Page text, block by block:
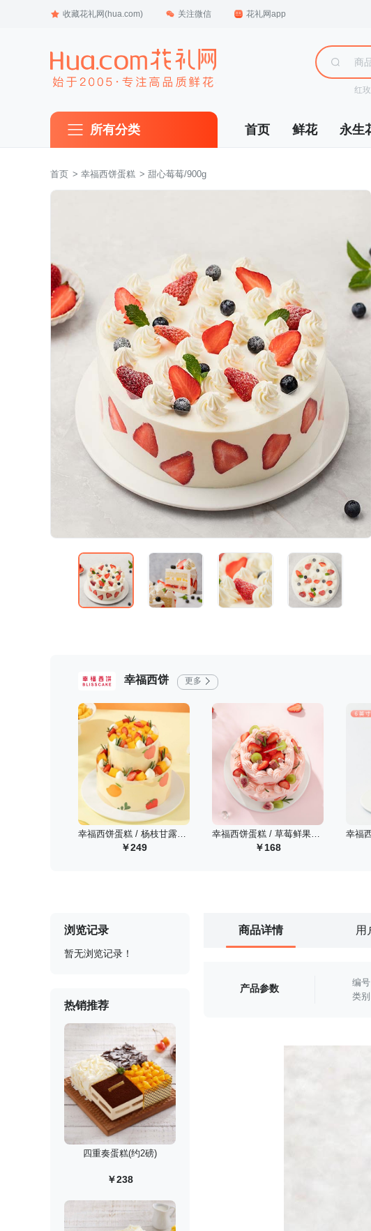
收藏花礼网(hua.com) 关注微信 花礼网app
红
所有分类 首页 鲜花 永生
首页 > 幸福西饼蛋糕 > 甜心莓莓/900g
幸福西饼 更多
249 168
浏览记录
暂无浏览记录！
热销推荐
四重奏蛋糕(约2磅)
￥238
商品详情 用
产品参数
编号
类别